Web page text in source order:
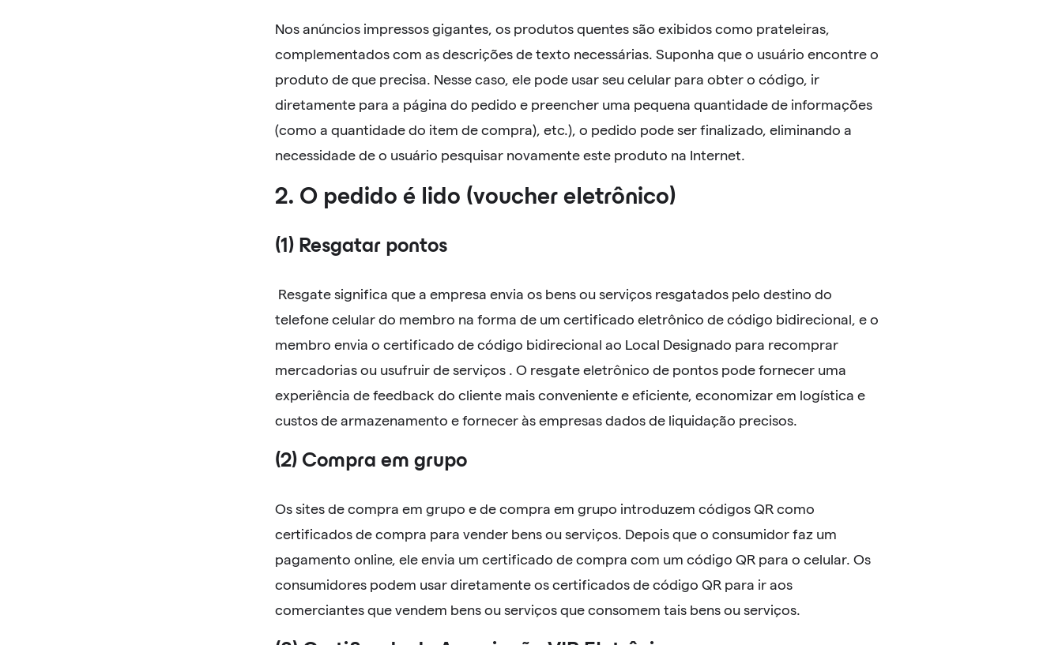
Nos anúncios impressos gigantes, os produtos quentes são exibidos como prateleiras,
complementados com as descrições de texto necessárias. Suponha que o usuário encontre o
produto de que precisa. Nesse caso, ele pode usar seu celular para obter o código, ir
diretamente para a página do pedido e preencher uma pequena quantidade de informações
(como a quantidade do item de compra), etc.), o pedido pode ser finalizado, eliminando a
necessidade de o usuário pesquisar novamente este produto na Internet.
2. O pedido é lido (voucher eletrônico)
(1) Resgatar pontos
Resgate significa que a empresa envia os bens ou serviços resgatados pelo destino do
telefone celular do membro na forma de um certificado eletrônico de código bidirecional, e o
membro envia o certificado de código bidirecional ao Local Designado para recomprar
mercadorias ou usufruir de serviços . O resgate eletrônico de pontos pode fornecer uma
experiência de feedback do cliente mais conveniente e eficiente, economizar em logística e
custos de armazenamento e fornecer às empresas dados de liquidação precisos.
(2) Compra em grupo
Os sites de compra em grupo e de compra em grupo introduzem códigos QR como
certificados de compra para vender bens ou serviços. Depois que o consumidor faz um
pagamento online, ele envia um certificado de compra com um código QR para o celular. Os
consumidores podem usar diretamente os certificados de código QR para ir aos
comerciantes que vendem bens ou serviços que consomem tais bens ou serviços.